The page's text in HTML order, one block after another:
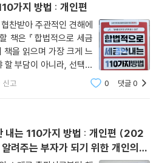
가지 방법 : 개인편
찬받아 주관적인 견해에
책은 『합법적으로 세금
책을 읽으며 가장 크게 느
할 부담이 아니라, 선택에
었다. 우리는 보통 “어차
신고 0 댓글0
내는 110가지 방법 : 개인편 (202
려주는 부자가 되기 위한 개인의